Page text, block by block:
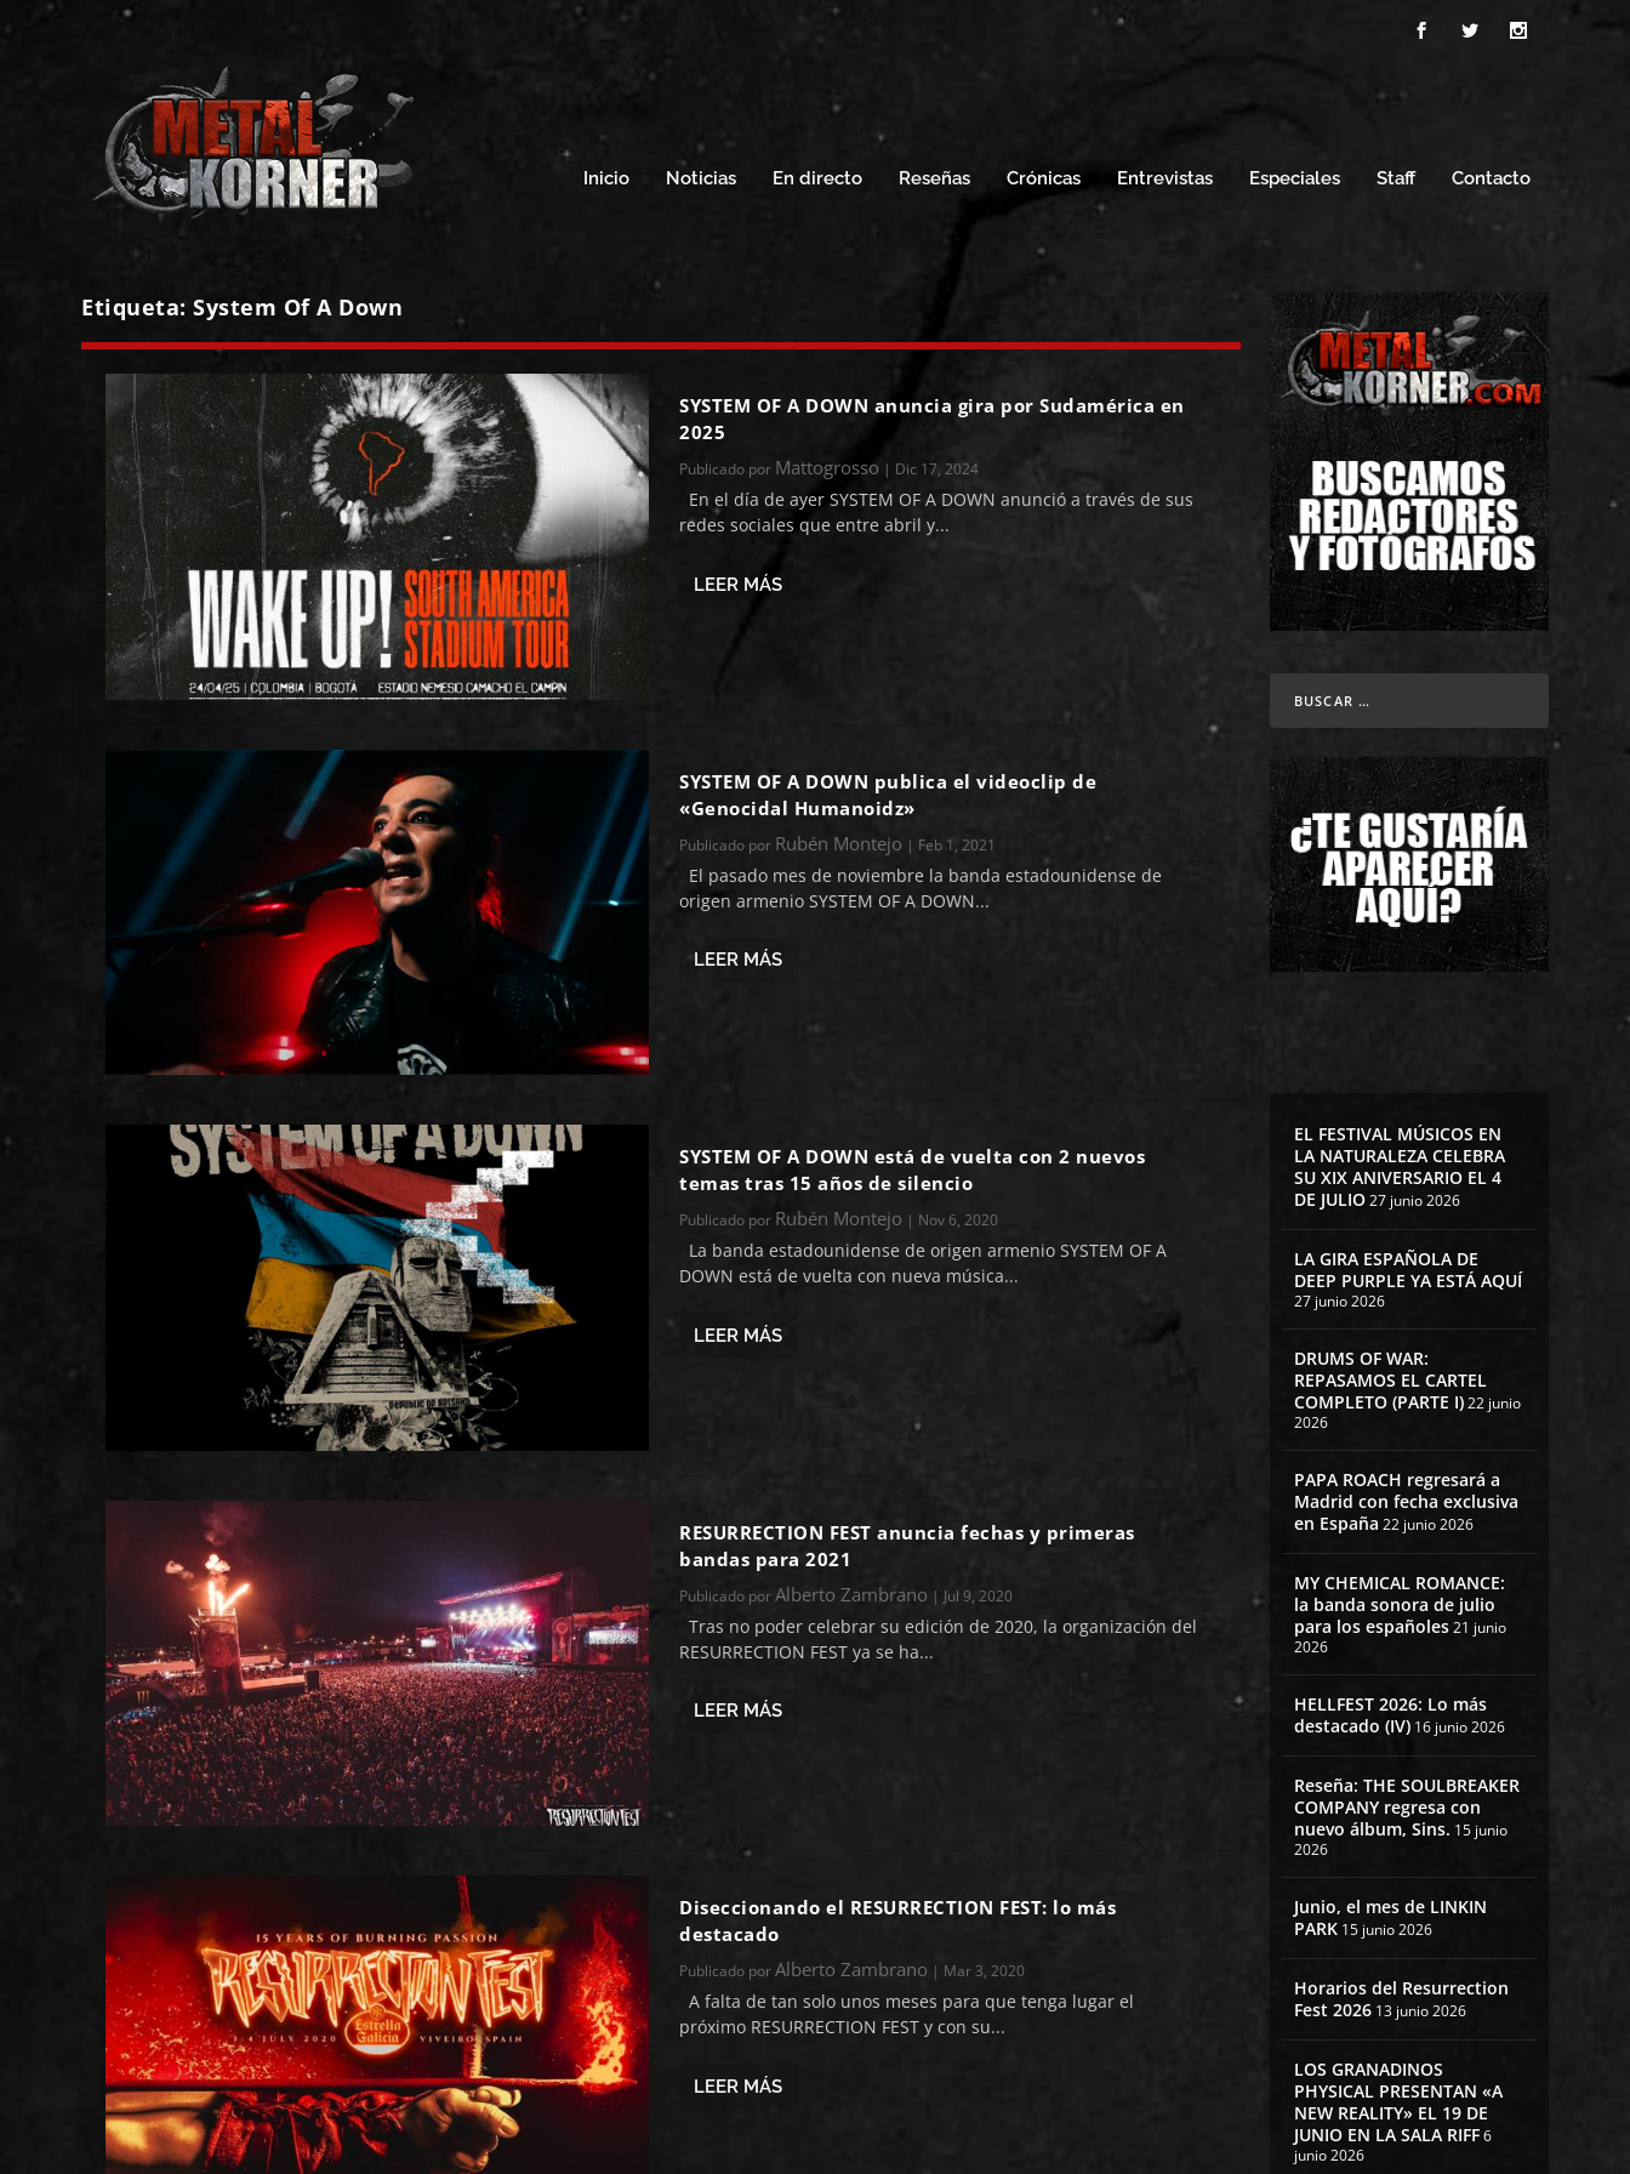
Inicio Noticias En directo Reseñas Crónicas Entrevistas Especiales Staff Contacto
Etiqueta:System Of A Down
SYSTEM OF A DOWN anuncia gira por Sudamérica en
2025
Publicado por Mattogrosso | Dic 17, 2024
En el día de ayer SYSTEM OF A DOWN anunció a través de sus
redes sociales que entre abril y...
LEER MÁS
SYSTEM OF A DOWN publica el videoclip de
«Genocidal Humanoidz»
Publicado por Rubén Montejo | Feb 1, 2021
El pasado mes de noviembre la banda estadounidense de
origen armenio SYSTEM OF A DOWN...
LEER MÁS
SYSTEM OF A DOWN está de vuelta con 2 nuevos
temas tras 15 años de silencio
Publicado por Rubén Montejo | Nov 6, 2020
La banda estadounidense de origen armenio SYSTEM OF A
DOWN está de vuelta con nueva música...
LEER MÁS
RESURRECTION FEST anuncia fechas y primeras
bandas para 2021
Publicado porAlberto Zambrano | Jul 9, 2020
Tras no poder celebrar su edición de 2020, la organización del
RESURRECTION FEST ya se ha...
LEER MÁS
Diseccionando el RESURRECTION FEST: lo más
destacado
Publicado porAlberto Zambrano | Mar 3, 2020
A falta de tan solo unos meses para que tenga lugar el
próximo RESURRECTION FEST y con su...
LEER MÁS
EL FESTIVAL MÚSICOS EN
LA NATURALEZA CELEBRA
SU XIX ANIVERSARIO EL 4
DE JULIO27 junio 2026
LA GIRA ESPAÑOLA DE
DEEP PURPLE YA ESTÁ AQUÍ
27 junio 2026
DRUMS OF WAR:
REPASAMOS EL CARTEL
COMPLETO (PARTE I)22 junio
2026
PAPA ROACH regresará a
Madrid con fecha exclusiva
en España 22 junio 2026
MY CHEMICAL ROMANCE:
la banda sonora de julio
para los españoles21 junio
2026
HELLFEST 2026: Lo más
destacado (IV) 16 junio 2026
Reseña: THE SOULBREAKER
COMPANY regresa con
nuevo álbum, Sins. 15 junio
2026
Junio, el mes de LINKIN
PARK 15 junio 2026
Horarios del Resurrection
Fest 2026 13 junio 2026
LOS GRANADINOS
PHYSICAL PRESENTAN «A
NEW REALITY» EL 19 DE
JUNIO EN LA SALA RIFF6
junio 2026